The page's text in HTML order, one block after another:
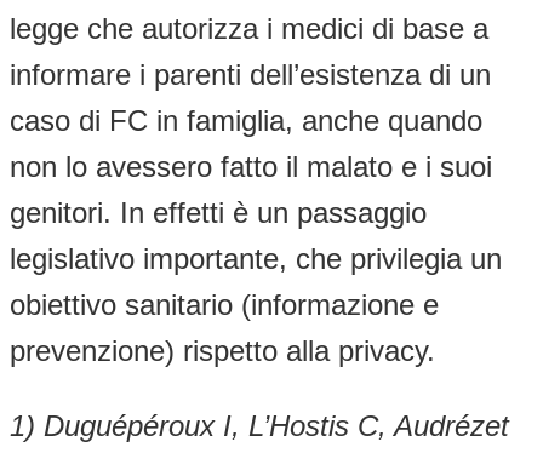
legge che autorizza i medici di base a
informare i parenti dell’esistenza di un
caso di FC in famiglia, anche quando
non lo avessero fatto il malato e i suoi
genitori. In effetti è un passaggio
legislativo importante, che privilegia un
obiettivo sanitario (informazione e
prevenzione) rispetto alla privacy.
1) Duguépéroux I, L’Hostis C, Audrézet